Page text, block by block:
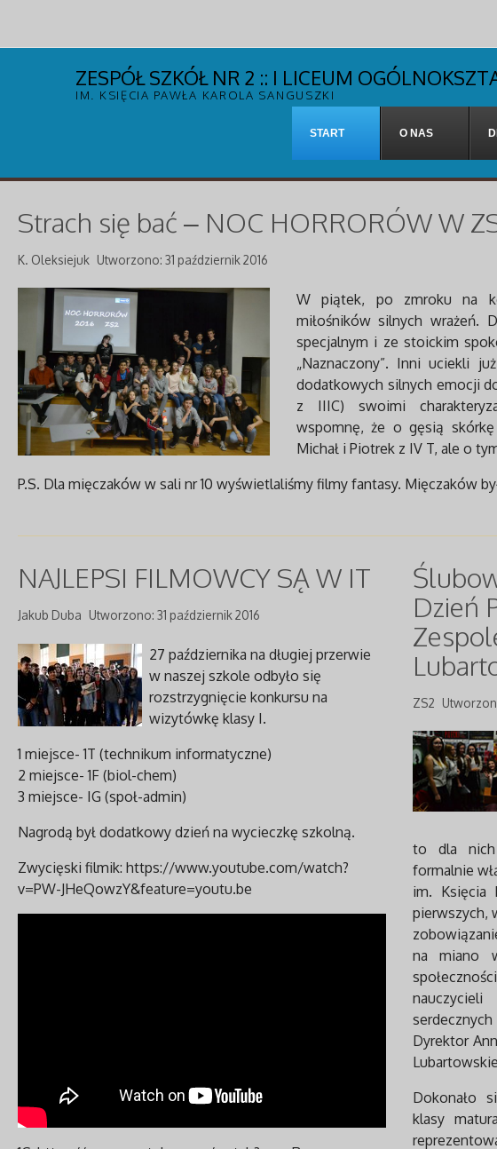
ZESPÓŁ SZKÓŁ NR 2 :: I LICEUM
IM. KSIĘCIA PAWŁA KAROLA SANGUSZKI
START O NAS
Strach się bać – NOC HORRORÓW W
K. Oleksiejuk Utworzono: 31 październik 2016
W piątek, po zmroku na
miłośników silnych wrażeń.
specjalnym i ze stoickim
„Naznaczony”. Inni uciekli
dodatkowych silnych emocji
z IIIC) swoimi
wspomnę, że o gęsią
Michał i Piotrek z IV T, ale o
P.S. Dla mięczaków w sali nr 10 wyświetlaliśmy filmy fantasy. Mięczaków
NAJLEPSI FILMOWCY SĄ W IT
Jakub Duba Utworzono: 31 październik 2016
27 października na długiej przerwie
w naszej szkole odbyło się
rozstrzygnięcie konkursu na
wizytówkę klasy I.
1 miejsce- 1T (technikum informatyczne)
2 miejsce- 1F (biol-chem)
3 miejsce- IG (społ-admin)
Nagrodą był dodatkowy dzień na wycieczkę szkolną.
Zwycięski filmik: https://www.youtube.com/watch?
v=PW-JHeQowzY&feature=youtu.be
Dzień
ZS2
to dla nich
formalnie
im. Księcia
pierwszych,
na miano
Dyrektor
Dokonało
klasy